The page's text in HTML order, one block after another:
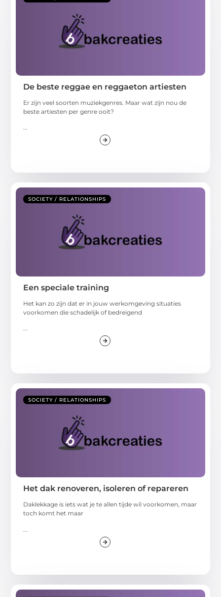
De beste reggae en reggaeton artiesten
Er zijn veel soorten muziekgenres. Maar wat zijn nou de
beste artiesten per genre ooit?
...
SOCIETY / RELATIONSHIPS
Een speciale training
Het kan zo zijn dat er in jouw werkomgeving situaties
voorkomen die schadelijk of bedreigend
...
SOCIETY / RELATIONSHIPS
Het dak renoveren, isoleren of repareren
Daklekkage is iets wat je te allen tijde wil voorkomen, maar
toch komt het maar